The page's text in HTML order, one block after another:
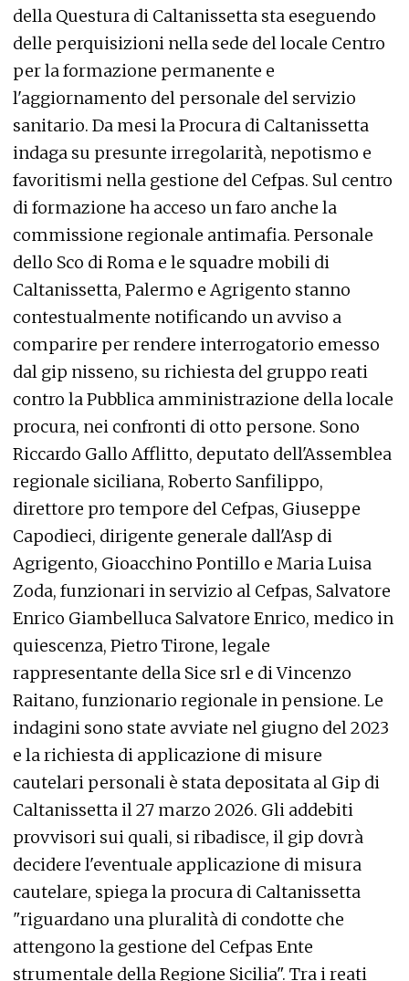
della Questura di Caltanissetta sta eseguendo
delle perquisizioni nella sede del locale Centro
per la formazione permanente e
l'aggiornamento del personale del servizio
sanitario. Da mesi la Procura di Caltanissetta
indaga su presunte irregolarità, nepotismo e
favoritismi nella gestione del Cefpas. Sul centro
di formazione ha acceso un faro anche la
commissione regionale antimafia. Personale
dello Sco di Roma e le squadre mobili di
Caltanissetta, Palermo e Agrigento stanno
contestualmente notificando un avviso a
comparire per rendere interrogatorio emesso
dal gip nisseno, su richiesta del gruppo reati
contro la Pubblica amministrazione della locale
procura, nei confronti di otto persone. Sono
Riccardo Gallo Afflitto, deputato dell'Assemblea
regionale siciliana, Roberto Sanfilippo,
direttore pro tempore del Cefpas, Giuseppe
Capodieci, dirigente generale dall'Asp di
Agrigento, Gioacchino Pontillo e Maria Luisa
Zoda, funzionari in servizio al Cefpas, Salvatore
Enrico Giambelluca Salvatore Enrico, medico in
quiescenza, Pietro Tirone, legale
rappresentante della Sice srl e di Vincenzo
Raitano, funzionario regionale in pensione. Le
indagini sono state avviate nel giugno del 2023
e la richiesta di applicazione di misure
cautelari personali è stata depositata al Gip di
Caltanissetta il 27 marzo 2026. Gli addebiti
provvisori sui quali, si ribadisce, il gip dovrà
decidere l'eventuale applicazione di misura
cautelare, spiega la procura di Caltanissetta
"riguardano una pluralità di condotte che
attengono la gestione del Cefpas Ente
strumentale della Regione Sicilia". Tra i reati